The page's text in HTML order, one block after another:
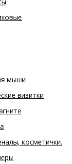
мыши
визитки
косметички.